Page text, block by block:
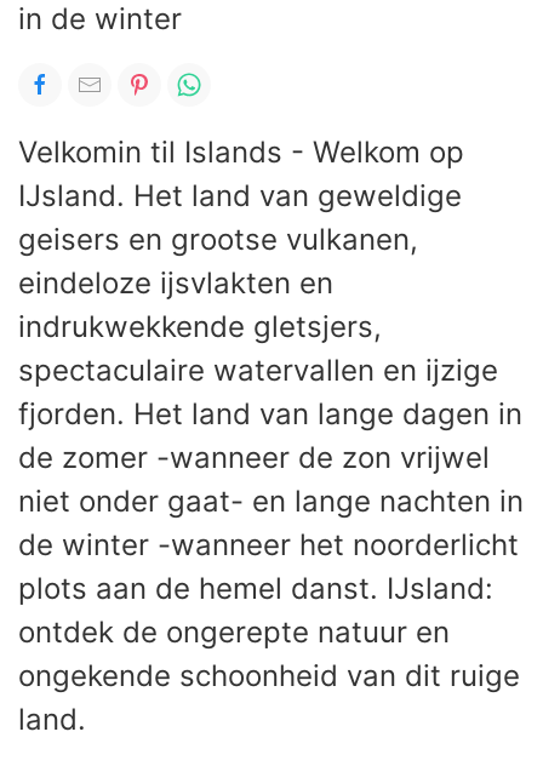
in de winter
Velkomin til Islands - Welkom op
IJsland. Het land van geweldige
geisers en grootse vulkanen,
eindeloze ijsvlakten en
indrukwekkende gletsjers,
spectaculaire watervallen en ijzige
fjorden. Het land van lange dagen in
de zomer -wanneer de zon vrijwel
niet onder gaat- en lange nachten in
de winter -wanneer het noorderlicht
plots aan de hemel danst. IJsland:
ontdek de ongerepte natuur en
ongekende schoonheid van dit ruige
land.